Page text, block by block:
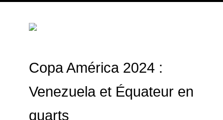
Copa América 2024 :
Venezuela et Équateur en
quarts